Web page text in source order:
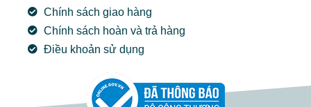
Chính sách giao hàng
Chính sách hoàn và trả hàng
Điều khoản sử dụng